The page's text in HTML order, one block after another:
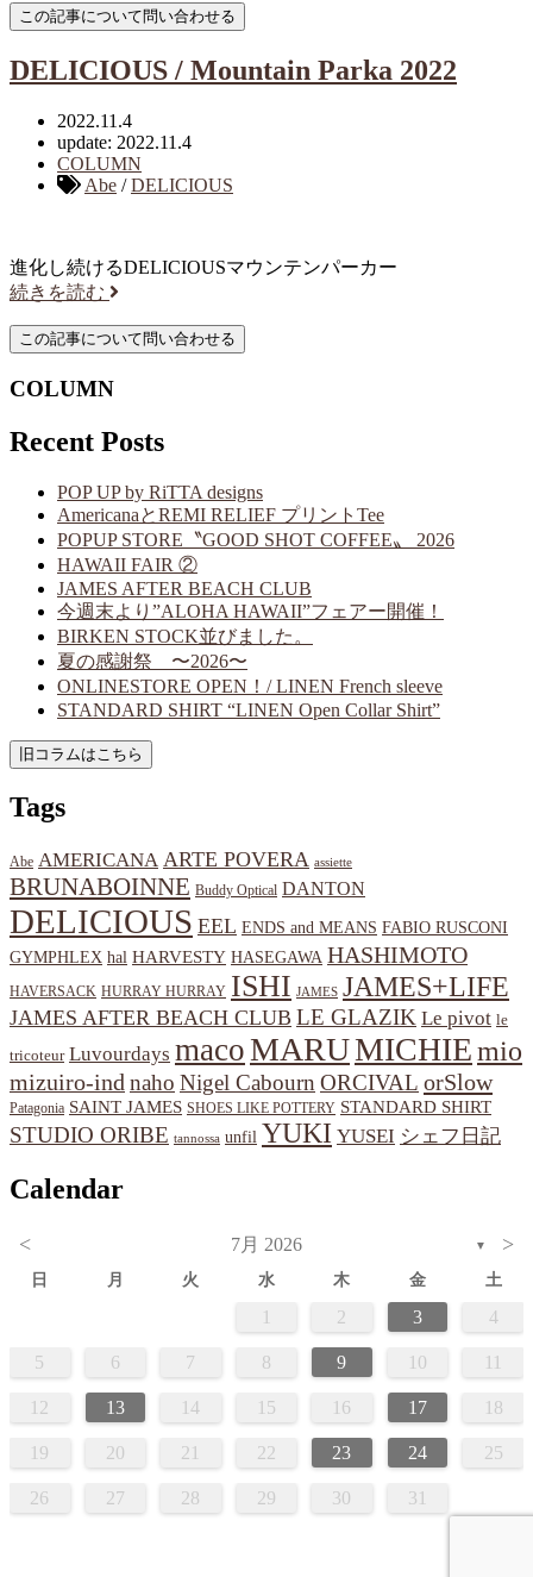
DELICIOUS / Mountain Parka 2022
2022.11.4
update: 2022.11.4
COLUMN
Abe /DELICIOUS
進化し続けるDELICIOUSマウンテンパーカー
続きを読む
COLUMN
Recent Posts
POP UP by RiTTA designs
AmericanaとREMI RELIEF プリントTee
POPUP STORE〝GOOD SHOT COFFEE〟 2026
HAWAII FAIR ②
JAMES AFTER BEACH CLUB
今週末より”ALOHA HAWAII”フェアー開催！
BIRKEN STOCK並びました。
夏の感謝祭 〜2026〜
ONLINESTORE OPEN！/ LINEN French sleeve
STANDARD SHIRT “LINEN Open Collar Shirt”
Tags
Abe AMERICANA ARTE POVERA assiette
BRUNABOINNE Buddy Optical DANTON
DELICIOUS EEL ENDS and MEANS FABIO RUSCONI
GYMPHLEX hal HARVESTY HASEGAWA HASHIMOTO
HAVERSACK HURRAY HURRAY ISHI JAMES JAMES+LIFE
JAMES AFTER BEACH CLUB LE GLAZIK Le pivot le
tricoteur Luvourdays macoMARUMICHIEmio
mizuiro-indnaho Nigel Cabourn ORCIVAL orSlow
Patagonia SAINT JAMES SHOES LIKE POTTERY STANDARD SHIRT
STUDIO ORIBE tannossa unfil YUKI YUSEI シェフ日記
Calendar
< 7月 2026 ▼ >
日 月 火 水 木 金 土
1 2 3 4
5 6 7 8 9 10 11
12 13 14 15 16 17 18
19 20 21 22 23 24 25
26 27 28 29 30 31